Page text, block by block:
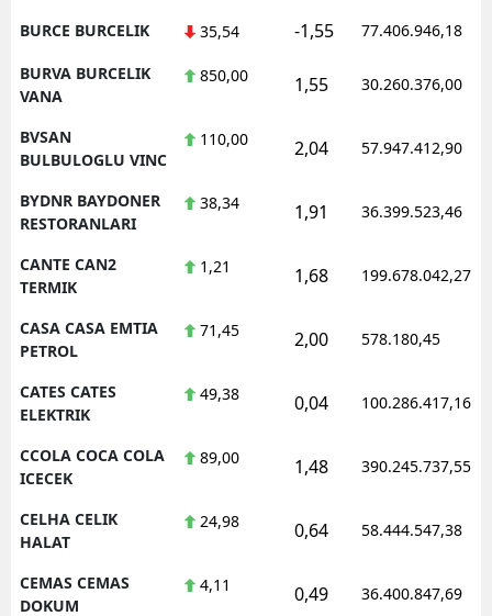
BURCE BURCELIK 35,54 -1,55 77.406.946,18
BURVA BURCELIK
VANA
850,00 1,55 30.260.376,00
BVSAN
BULBULOGLU VINC
110,00 2,04 57.947.412,90
BYDNR BAYDONER
RESTORANLARI
38,34 1,91 36.399.523,46
CANTE CAN2
TERMIK
1,21 1,68 199.678.042,27
CASA CASA EMTIA
PETROL
71,45 2,00 578.180,45
CATES CATES
ELEKTRIK
49,38 0,04 100.286.417,16
CCOLA COCA COLA
ICECEK
89,00 1,48 390.245.737,55
CELHA CELIK
HALAT
24,98 0,64 58.444.547,38
CEMAS CEMAS
DOKUM
4,11 0,49 36.400.847,69